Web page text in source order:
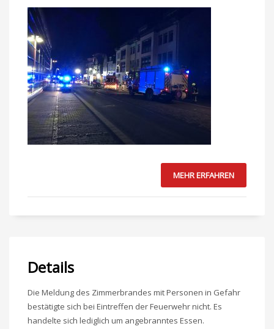
MEHR ERFAHREN
Details
Die Meldung des Zimmerbrandes mit Personen in Gefahr
bestätigte sich bei Eintreffen der Feuerwehr nicht. Es
handelte sich lediglich um angebranntes Essen.